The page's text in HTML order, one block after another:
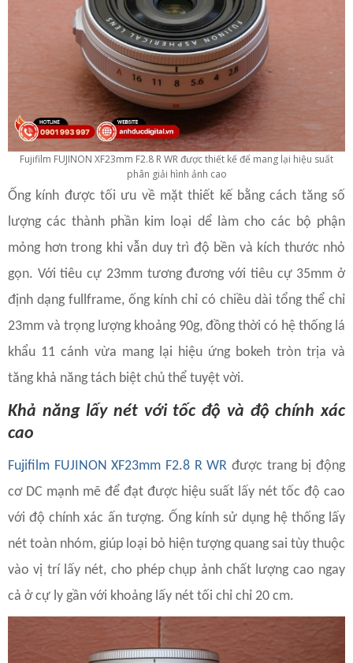
Fujifilm FUJINON XF23mm F2.8 R WR được thiết kế để mang lại hiệu suất
phân giải hình ảnh cao
Ống kính được tối ưu về mặt thiết kế bằng cách tăng số
lượng các thành phần kim loại dể làm cho các bộ phận
mỏng hơn trong khi vẫn duy trì độ bền và kích thước nhỏ
gọn. Với tiêu cự 23mm tương đương với tiêu cự 35mm ở
định dạng fullframe, ống kính chỉ có chiều dài tổng thể chỉ
23mm và trọng lượng khoảng 90g, đồng thời có hệ thống lá
khẩu 11 cánh vừa mang lại hiệu ứng bokeh tròn trịa và
tăng khả năng tách biệt chủ thể tuyệt vời.
Khả năng lấy nét với tốc độ và độ chính xác
cao
Fujifilm FUJINON XF23mm F2.8 R WR được trang bị động
cơ DC mạnh mẽ để đạt được hiệu suất lấy nét tốc độ cao
với độ chính xác ấn tượng. Ống kính sử dụng hệ thống lấy
nét toàn nhóm, giúp loại bỏ hiện tượng quang sai tùy thuộc
vào vị trí lấy nét, cho phép chụp ảnh chất lượng cao ngay
cả ở cự ly gần với khoảng lấy nét tối chỉ chỉ 20 cm.